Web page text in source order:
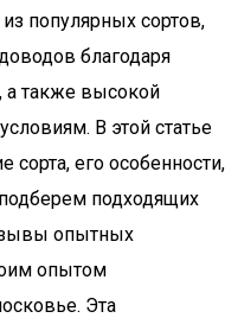
популярных сортов,
благодаря
также высокой
В этой статье
его особенности,
подходящих
опытных
опытом
Эта